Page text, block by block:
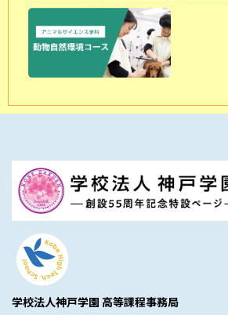
学校法人神戸学園 高等課程事務局